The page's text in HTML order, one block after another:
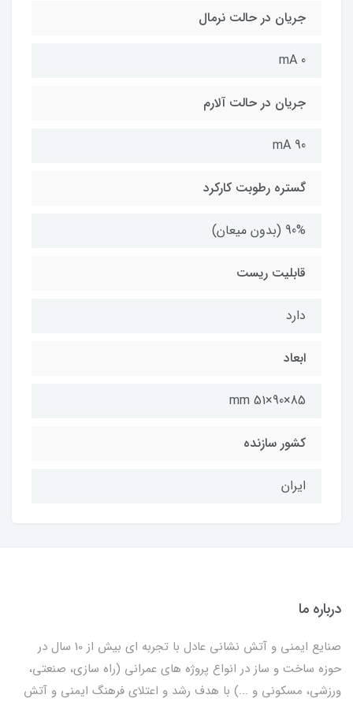
جریان در حالت نرمال
0 mA
جریان در حالت آلارم
90 mA
گستره رطوبت کارکرد
90% (بدون میعان)
قابلیت ریست
دارد
ابعاد
85×90×51 mm
کشور سازنده
ایران
درباره ما
صنایع ایمنی و آتش نشانی عادل با تجربه ای بیش از 10 سال در
حوزه ساخت و ساز در انواع پروژه های عمرانی (راه سازی، صنعتی،
ورزشی، مسکونی و ...) با هدف رشد و اعتلای فرهنگ ایمنی و آتش